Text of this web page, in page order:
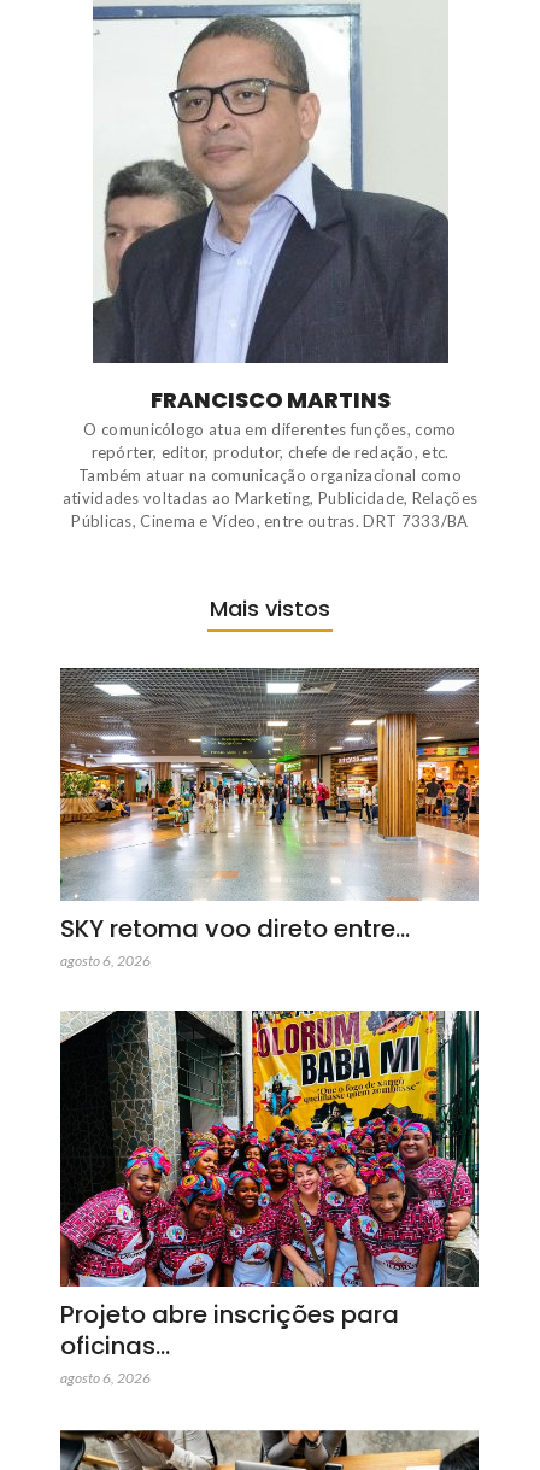
FRANCISCO MARTINS
O comunicólogo atua em diferentes funções, como
repórter, editor, produtor, chefe de redação, etc.
Também atuar na comunicação organizacional como
atividades voltadas ao Marketing, Publicidade, Relações
Públicas, Cinema e Vídeo, entre outras. DRT 7333/BA
Mais vistos
SKY retoma voo direto entre…
agosto 6, 2026
Projeto abre inscrições para
oficinas…
agosto 6, 2026